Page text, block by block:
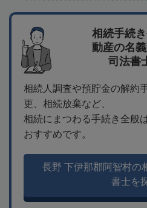
相続手続
動産の名
司法書
相続人調査や預貯金の解約
更、相続放棄など、
相続にまつわる手続き全般
おすすめです。
長野 下伊那郡阿智村の
書士を